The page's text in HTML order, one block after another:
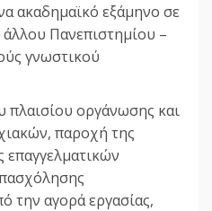
ακαδημαϊκό εξάμηνο σε
Πανεπιστημίου –
γνωστικού
πλαισίου οργάνωσης και
παροχή της
επαγγελματικών
την αγορά εργασίας,